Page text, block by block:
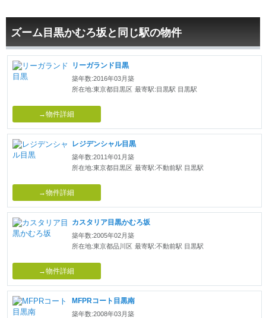
ズーム目黒かむろ坂と同じ駅の物件
リーガランド目黒
築年数:2016年03月築
所在地:東京都目黒区 最寄駅:目黒駅 目黒駅
→物件詳細
レジデンシャル目黒
築年数:2011年01月築
所在地:東京都目黒区 最寄駅:不動前駅 目黒駅
→物件詳細
カスタリア目黒かむろ坂
築年数:2005年02月築
所在地:東京都品川区 最寄駅:不動前駅 目黒駅
→物件詳細
MFPRコート目黒南
築年数:2008年03月築